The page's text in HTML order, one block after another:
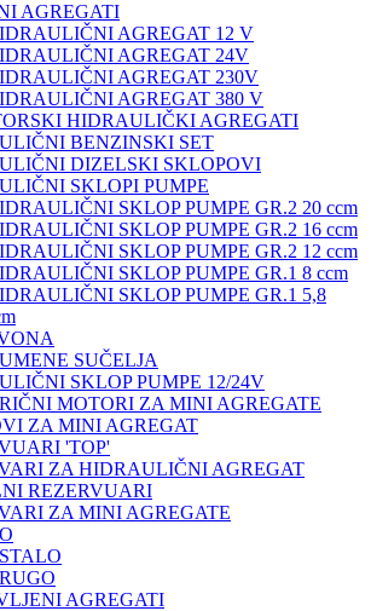
AGREGATI
AGREGAT 12 V
AGREGAT 24V
AGREGAT 230V
AGREGAT 380 V
HIDRAULIČKI AGREGATI
BENZINSKI SET
DIZELSKI SKLOPOVI
SKLOPI PUMPE
SKLOP PUMPE GR.2 20 ccm
SKLOP PUMPE GR.2 16 ccm
SKLOP PUMPE GR.2 12 ccm
SKLOP PUMPE GR.1 8 ccm
SKLOP PUMPE GR.1 5,8
SUČELJA
SKLOP PUMPE 12/24V
MOTORI ZA MINI AGREGATE
ZA MINI AGREGAT
'TOP'
ZA HIDRAULIČNI AGREGAT
REZERVUARI
ZA MINI AGREGATE
AGREGATI